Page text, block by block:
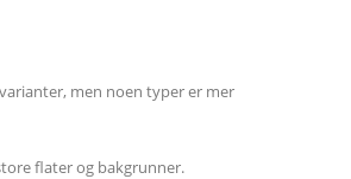
men noen typer er mer
flater og bakgrunner.